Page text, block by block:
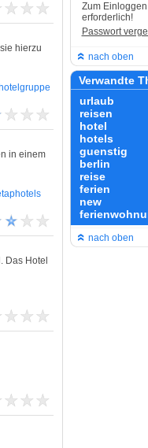
hierzu
hotelgruppe
in einem
Das Hotel
Zum
erforderlich!
Passwort
nach oben
Verwandte
urlaub
reisen
hotel
hotels
guenstig
berlin
reise
ferien
new
nach oben